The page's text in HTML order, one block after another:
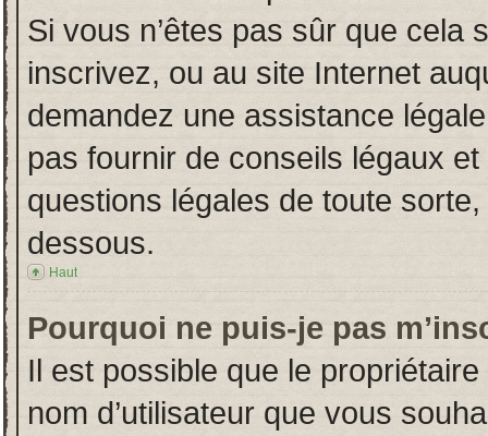
Si vous n’êtes pas sûr que cela
inscrivez, ou au site Internet
demandez une assistance
pas fournir de conseils légaux
questions légales de toute
dessous.
Haut
Pourquoi ne puis-je pas
Il est possible que le
nom d’utilisateur que vous